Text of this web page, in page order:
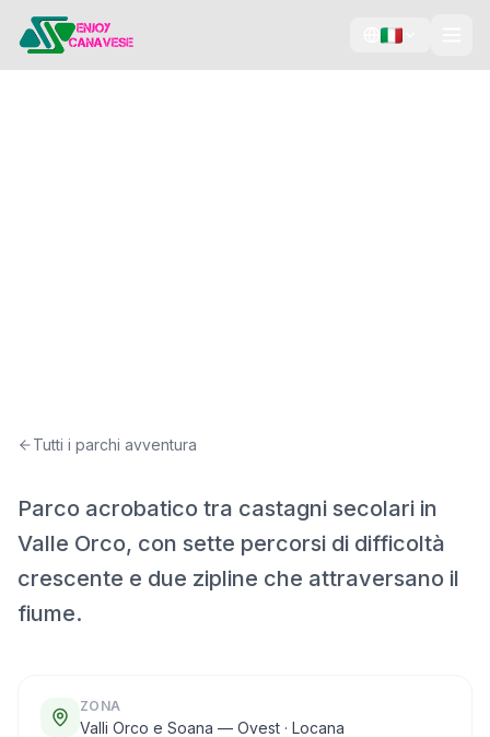
Tutti i parchi avventura
Parco acrobatico tra castagni secolari in
Valle Orco, con sette percorsi di difficoltà
crescente e due zipline che attraversano il
fiume.
ZONA
Valli Orco e Soana — Ovest · Locana